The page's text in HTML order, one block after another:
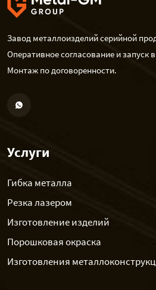
Завод металлоизделий серийной
Оперативное согласование и запуск
Монтаж по договоренности.
Услуги
Гибка металла
Резка лазером
Изготовление изделий
Порошковая окраска
Изготовления